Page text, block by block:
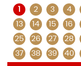
1 2 3 4
13
14 15 16
25
26 27 28
37
38 39 40